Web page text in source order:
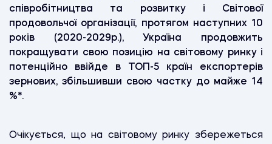
співробітництва та розвитку і Світової
продовольчої організації, протягом наступних 10
років (2020-2029р.), Україна продовжить
покращувати свою позицію на світовому ринку і
потенційно ввійде в ТОП-5 країн експортерів
зернових, збільшивши свою частку до майже 14
%*.
Очікується, що на світовому ринку збережеться